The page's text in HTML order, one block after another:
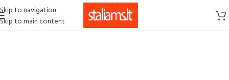
Skip to navigation
Skip to main content